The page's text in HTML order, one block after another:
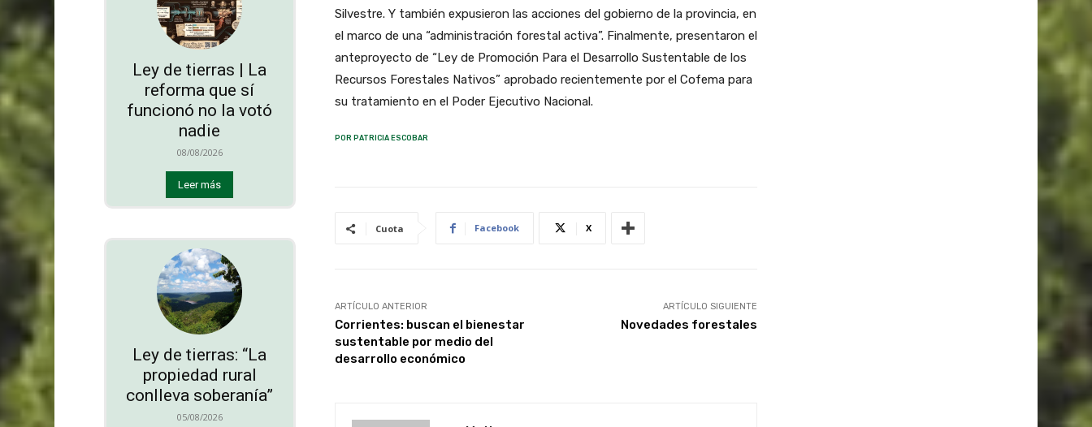
Ley de tierras | La
reforma que sí
funcionó no la votó
nadie
08/08/2026
Leer más
Ley de tierras: “La
propiedad rural
conlleva soberanía”
05/08/2026
Silvestre. Y también expusieron las acciones del gobierno de la provincia, en
el marco de una “administración forestal activa”. Finalmente, presentaron el
anteproyecto de “Ley de Promoción Para el Desarrollo Sustentable de los
Recursos Forestales Nativos” aprobado recientemente por el Cofema para
su tratamiento en el Poder Ejecutivo Nacional.
POR PATRICIA ESCOBAR
Cuota Facebook X
ARTÍCULO ANTERIOR
Corrientes: buscan el bienestar
sustentable por medio del
desarrollo económico
ARTÍCULO SIGUIENTE
Novedades forestales